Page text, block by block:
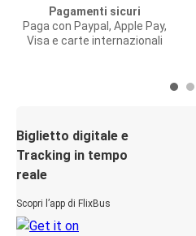
Pagamenti sicuri
Paga con Paypal, Apple Pay,
Visa e carte internazionali
Biglietto digitale e
Tracking in tempo
reale
Scopri l’app di FlixBus